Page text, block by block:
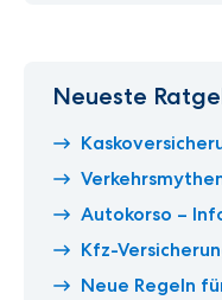
Neueste
Autokorso –
Kfz-
Neue Regeln